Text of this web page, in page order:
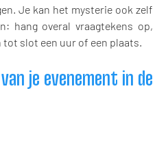
Je kan het mysterie ook zelf
hang overal vraagtekens op,
slot een uur of een plaats.
je evenement in de